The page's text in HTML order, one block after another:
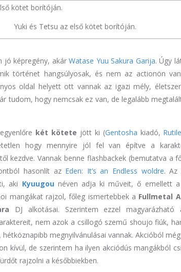
Yuki és Tetsu az első kötet borítóján.
jó képregény, akárWatase Yuu Sakura Garija. Úgy
történet hangsúlyosak, és nem az actionön
oldal helyett ott vannak az igazi mély,
tudom, hogy nemcsak ez van, de legalább
két kötete jött ki (Gentosha kiadó, Rutile
hogy mennyire jól fel van építve a
kezdve. Vannak benne flashbackek (bemutatva a
hasonlít az Eden: It’s an Endless woldre. Az
aki Kyuugou néven adja ki műveit, ő emellett a
mangákat rajzol, főleg ismertebbek a Fullmetal
DJ alkotásai. Szerintem ezzel
nem azok a csillogó szemű shoujo fiúk,
megnyilvánulásai vannak. Akcióból
kívül, de szerintem ha ilyen akciódús mangákból
rajzolni a későbbiekben.